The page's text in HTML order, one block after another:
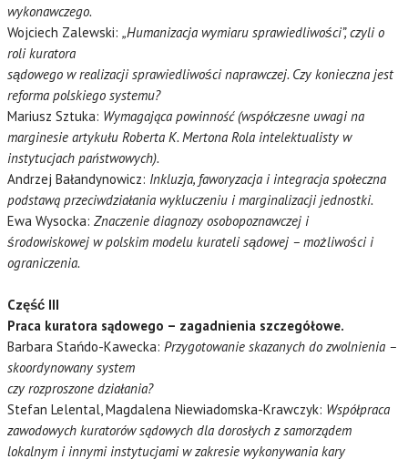
wykonawczego.
Wojciech Zalewski: „Humanizacja wymiaru sprawiedliwości”, czyli o
roli kuratora
sądowego w realizacji sprawiedliwości naprawczej. Czy konieczna jest
reforma polskiego systemu?
Mariusz Sztuka: Wymagająca powinność (współczesne uwagi na
marginesie artykułu Roberta K. Mertona Rola intelektualisty w
instytucjach państwowych).
Andrzej Bałandynowicz: Inkluzja, faworyzacja i integracja społeczna
podstawą przeciwdziałania wykluczeniu i marginalizacji jednostki.
Ewa Wysocka: Znaczenie diagnozy osobopoznawczej i
środowiskowej w polskim modelu kurateli sądowej – możliwości i
ograniczenia.
Część III
Praca kuratora sądowego – zagadnienia szczegółowe.
Barbara Stańdo-Kawecka: Przygotowanie skazanych do zwolnienia –
skoordynowany system
czy rozproszone działania?
Stefan Lelental, Magdalena Niewiadomska-Krawczyk: Współpraca
zawodowych kuratorów sądowych dla dorosłych z samorządem
lokalnym i innymi instytucjami w zakresie wykonywania kary